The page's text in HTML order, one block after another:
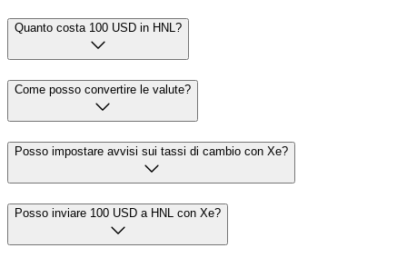
Quanto costa 100 USD in HNL?
Come posso convertire le valute?
Posso impostare avvisi sui tassi di cambio con Xe?
Posso inviare 100 USD a HNL con Xe?